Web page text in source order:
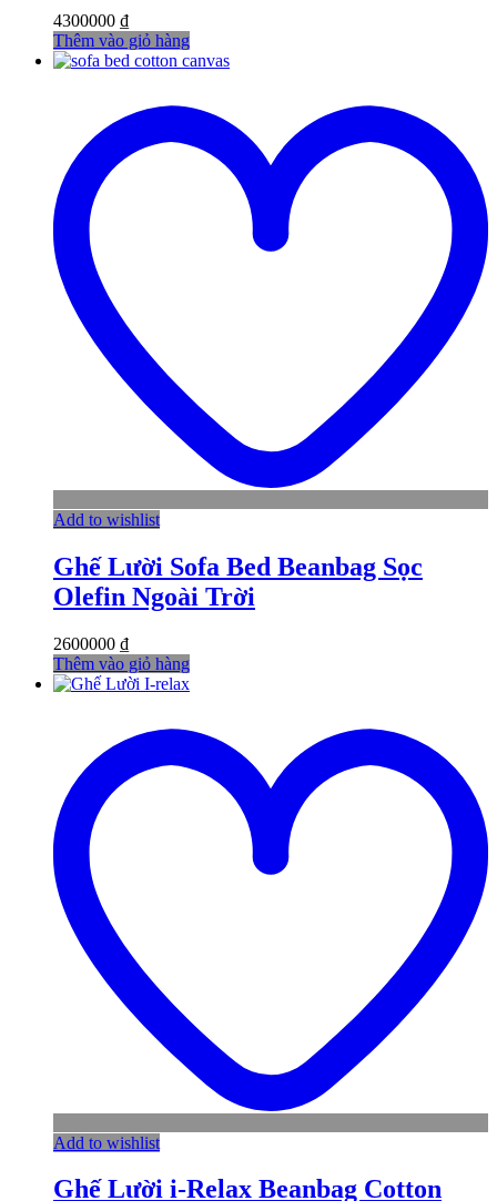
4300000 ₫
Thêm vào giỏ hàng
Add to wishlist
Ghế Lười Sofa Bed Beanbag Sọc
Olefin Ngoài Trời
2600000 ₫
Thêm vào giỏ hàng
Add to wishlist
Ghế Lười i-Relax Beanbag Cotton